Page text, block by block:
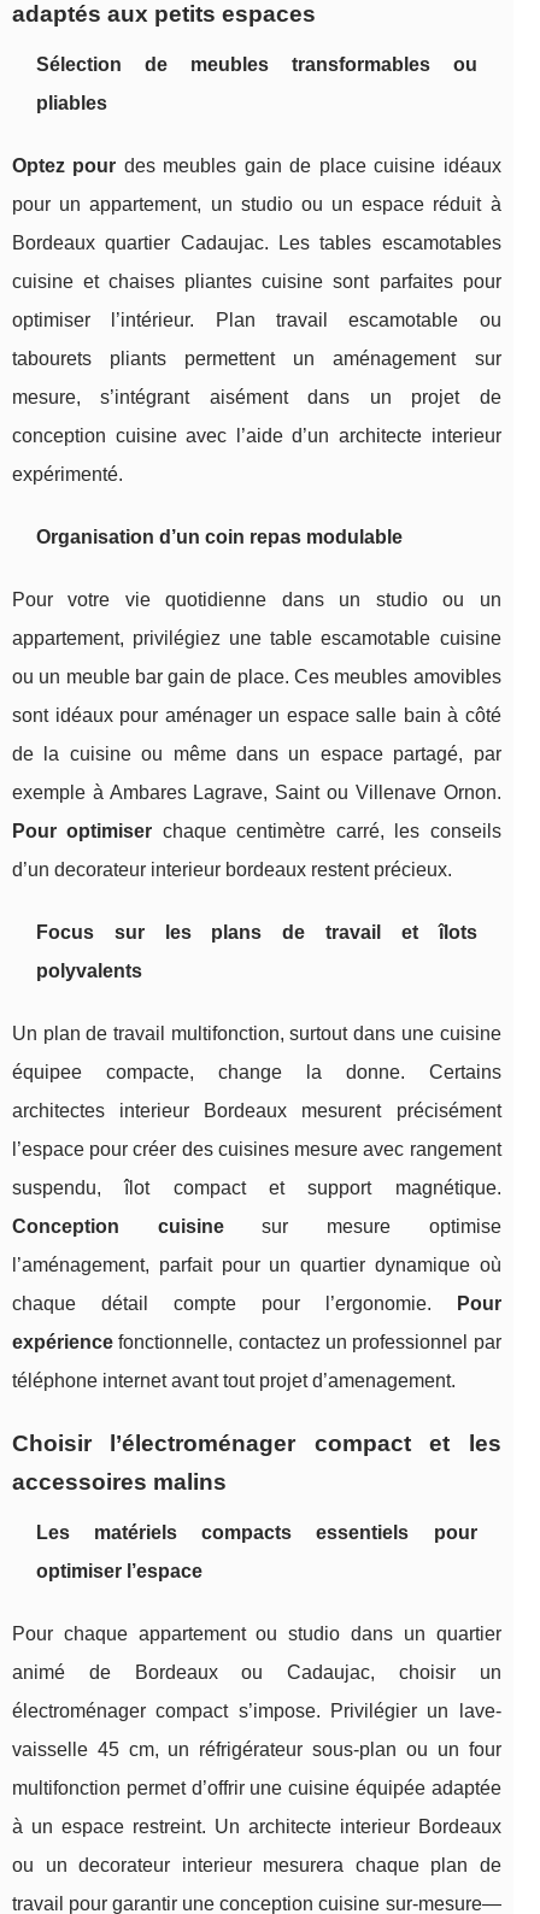
adaptés aux petits espaces
Sélection de meubles transformables ou
pliables
Optez pour des meubles gain de place cuisine idéaux
pour un appartement, un studio ou un espace réduit à
Bordeaux quartier Cadaujac. Les tables escamotables
cuisine et chaises pliantes cuisine sont parfaites pour
optimiser l’intérieur. Plan travail escamotable ou
tabourets pliants permettent un aménagement sur
mesure, s’intégrant aisément dans un projet de
conception cuisine avec l’aide d’un architecte interieur
expérimenté.
Organisation d’un coin repas modulable
Pour votre vie quotidienne dans un studio ou un
appartement, privilégiez une table escamotable cuisine
ou un meuble bar gain de place. Ces meubles amovibles
sont idéaux pour aménager un espace salle bain à côté
de la cuisine ou même dans un espace partagé, par
exemple à Ambares Lagrave, Saint ou Villenave Ornon.
Pour optimiser chaque centimètre carré, les conseils
d’un decorateur interieur bordeaux restent précieux.
Focus sur les plans de travail et îlots
polyvalents
Un plan de travail multifonction, surtout dans une cuisine
équipee compacte, change la donne. Certains
architectes interieur Bordeaux mesurent précisément
l’espace pour créer des cuisines mesure avec rangement
suspendu, îlot compact et support magnétique.
Conception cuisinesur mesure optimise
l’aménagement, parfait pour un quartier dynamique où
chaque détail compte pour l’ergonomie.
Pour
expérience fonctionnelle, contactez un professionnel par
téléphone internet avant tout projet d’amenagement.
Choisir l’électroménager compact et les
accessoires malins
Les matériels compacts essentiels pour
optimiser l’espace
Pour chaque appartement ou studio dans un quartier
animé de Bordeaux ou Cadaujac, choisir un
électroménager compact s’impose. Privilégier un lave-
vaisselle 45 cm, un réfrigérateur sous-plan ou un four
multifonction permet d’offrir une cuisine équipée adaptée
à un espace restreint. Un architecte interieur Bordeaux
ou un decorateur interieur mesurera chaque plan de
travail pour garantir une conception cuisine sur-mesure—